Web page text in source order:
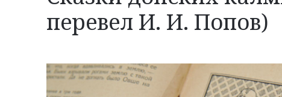
перевел И. И. Попов)